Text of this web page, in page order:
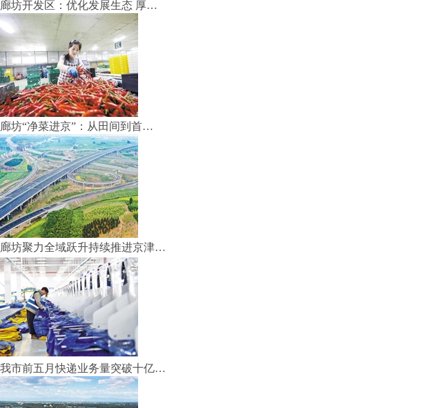
廊坊开发区：优化发展生态 厚…
廊坊“净菜进京”：从田间到首…
廊坊聚力全域跃升持续推进京津…
我市前五月快递业务量突破十亿…